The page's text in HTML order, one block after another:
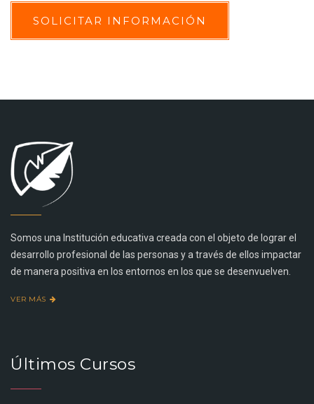
SOLICITAR INFORMACIÓN
Somos una Institución educativa creada con el objeto de lograr el
desarrollo profesional de las personas y a través de ellos impactar
de manera positiva en los entornos en los que se desenvuelven.
VER MÁS
Últimos Cursos